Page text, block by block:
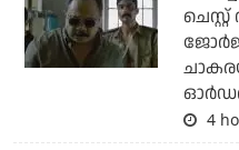
ജോര്‍ജ്
4